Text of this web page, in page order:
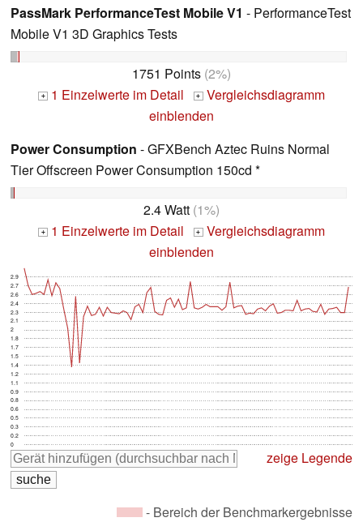
PassMark PerformanceTest Mobile V1 - PerformanceTest
Mobile V1 3D Graphics Tests
1751 Points (2%)
+ 1 Einzelwerte im Detail + Vergleichsdiagramm
einblenden
Power Consumption - GFXBench Aztec Ruins Normal
Tier Offscreen Power Consumption 150cd *
2.4 Watt (1%)
+ 1 Einzelwerte im Detail + Vergleichsdiagramm
einblenden
0
0.2
0.3
0.5
0.6
0.8
0.9
1.1
1.2
1.4
1.5
1.7
1.8
2
2.1
2.3
2.4
2.6
2.7
2.9
zeige Legende
- Bereich der Benchmarkergebnisse